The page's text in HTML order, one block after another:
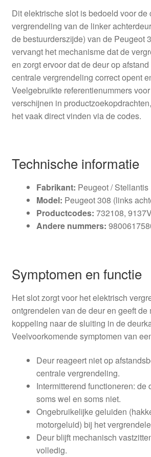
Dit elektrische slot is bedoeld voor de
vergrendeling van de linker
de bestuurderszijde) van de Peugeot
vervangt het mechanisme dat de
en zorgt ervoor dat de deur op
centrale vergrendeling correct opent
Veelgebruikte referentienummers
verschijnen in
het vaak direct vinden via de codes.
Technische informatie
Fabrikant: Peugeot / Stellantis
Model: Peugeot 308 (links
Productcodes: 732108,
Andere nummers:
Symptomen en functie
Het slot zorgt voor het elektrisch
ontgrendelen van de deur en geeft de
koppeling naar de sluiting in de
Veelvoorkomende symptomen van
Deur reageert niet op
centrale vergrendeling.
Intermitterend functioneren: de
soms wel en soms niet.
Ongebruikelijke geluiden
motorgeluid) bij het
Deur blijft mechanisch
volledig.